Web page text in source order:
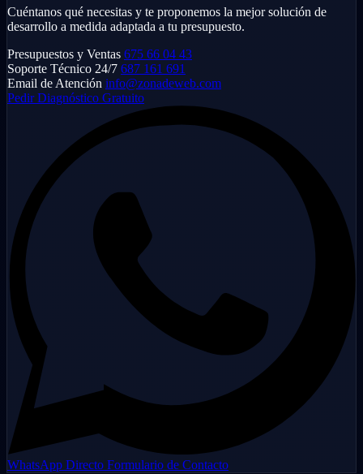
Cuéntanos qué necesitas y te proponemos la mejor solución de
desarrollo a medida adaptada a tu presupuesto.
Presupuestos y Ventas 675 66 04 43
Soporte Técnico 24/7 687 161 691
Email de Atención info@zonadeweb.com
Pedir Diagnóstico Gratuito
WhatsApp Directo Formulario de Contacto